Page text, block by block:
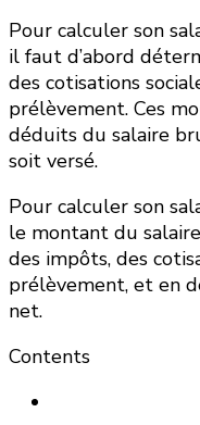
Pour calculer son
il faut d’abord
des cotisations
prélèvement. Ces
déduits du salaire
soit versé.
Pour calculer son
le montant du
des impôts, des
prélèvement, et en
net.
Contents